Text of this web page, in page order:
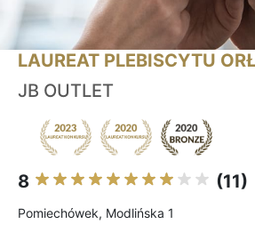
LAUREAT PLEBISCYTU
JB OUTLET
8 (11)
Pomiechówek, Modlińska 1